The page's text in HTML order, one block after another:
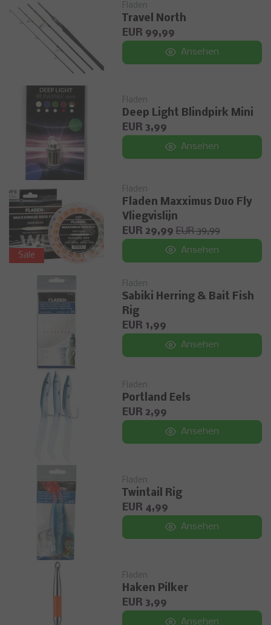
Fladen
Travel North
EUR 99,99
Ansehen
Fladen
Deep Light Blindpirk Mini
EUR 3,99
Ansehen
Sale
Fladen
Fladen Maxximus Duo Fly
Vliegvislijn
EUR 29,99 EUR 39,99
Ansehen
Fladen
Sabiki Herring & Bait Fish
Rig
EUR 1,99
Ansehen
Fladen
Portland Eels
EUR 2,99
Ansehen
Fladen
Twintail Rig
EUR 4,99
Ansehen
Fladen
Haken Pilker
EUR 3,99
Ansehen